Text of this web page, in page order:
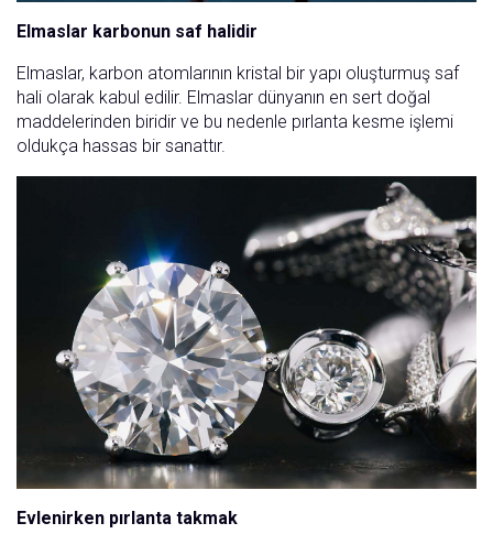
Elmaslar karbonun saf halidir
Elmaslar, karbon atomlarının kristal bir yapı oluşturmuş saf
hali olarak kabul edilir. Elmaslar dünyanın en sert doğal
maddelerinden biridir ve bu nedenle pırlanta kesme işlemi
oldukça hassas bir sanattır.
Evlenirken pırlanta takmak